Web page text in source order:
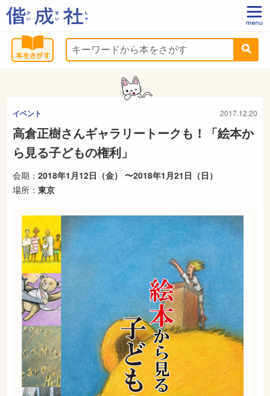
イベント 2017.12.20
高倉正樹さんギャラリートークも！「絵本か
ら見る子どもの権利」
会期： 2018年1月12日（金） 〜2018年1月21日（日）
場所： 東京